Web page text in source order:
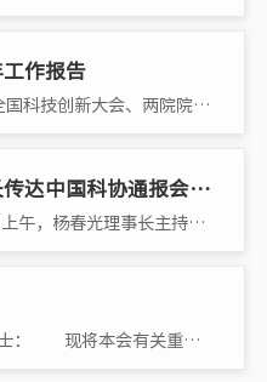
作报告
各位理事： 乘全国科技创新大会、两院院士大会和中国科协第九次会员代表大会之东风，今天我们在这里召开理事会，总结过去一年工作�
我会向在京理事长传达中国科协通报会议精神
2016年5月18日上午，杨春光理事长主持召开部分在京理事长办公会议，传达学习中国科协通报会议精神和王春法书记重要讲话精神，并研究�
各会员单位和有关人士： 现将本会有关重要事项通告如下： 一、按照民政部和中国科协加强学会管理工作的有关精神，我会自4月21日开始�